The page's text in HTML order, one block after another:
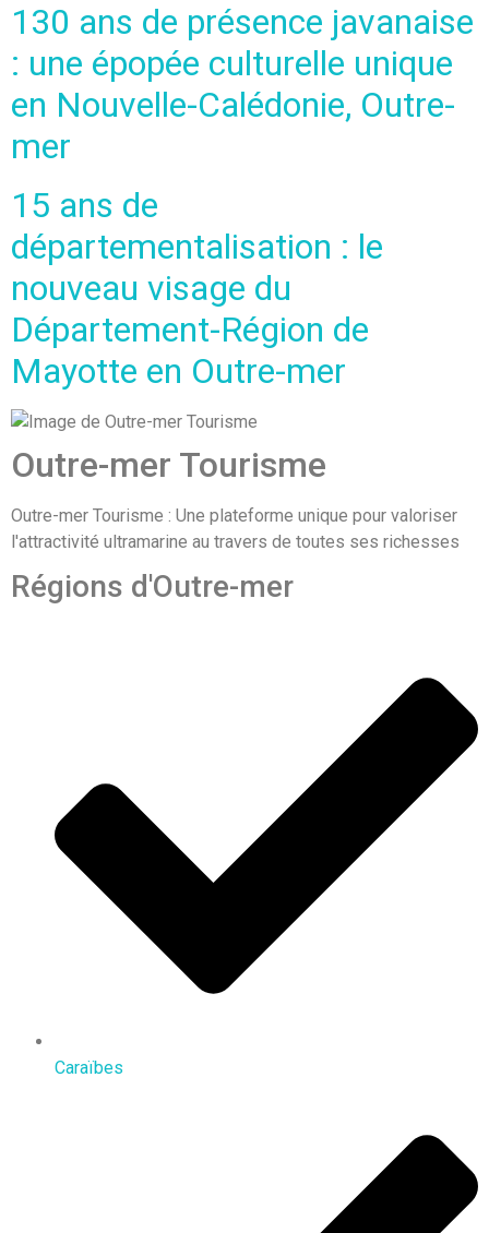
130 ans de présence javanaise
: une épopée culturelle unique
en Nouvelle-Calédonie, Outre-
mer
15 ans de
départementalisation : le
nouveau visage du
Département-Région de
Mayotte en Outre-mer
Outre-mer Tourisme
Outre-mer Tourisme : Une plateforme unique pour valoriser
l'attractivité ultramarine au travers de toutes ses richesses
Régions d'Outre-mer
Caraïbes